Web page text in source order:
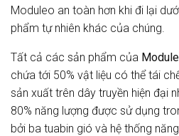
Moduleo an toàn hơn khi đi lại
phẩm tự nhiên khác của chúng.
Tất cả các sản phẩm của
chứa tới 50% vật liệu có thể tái
sản xuất trên dây truyền hiện đại
80% năng lượng được sử dụng
bởi ba tuabin gió và hệ thống